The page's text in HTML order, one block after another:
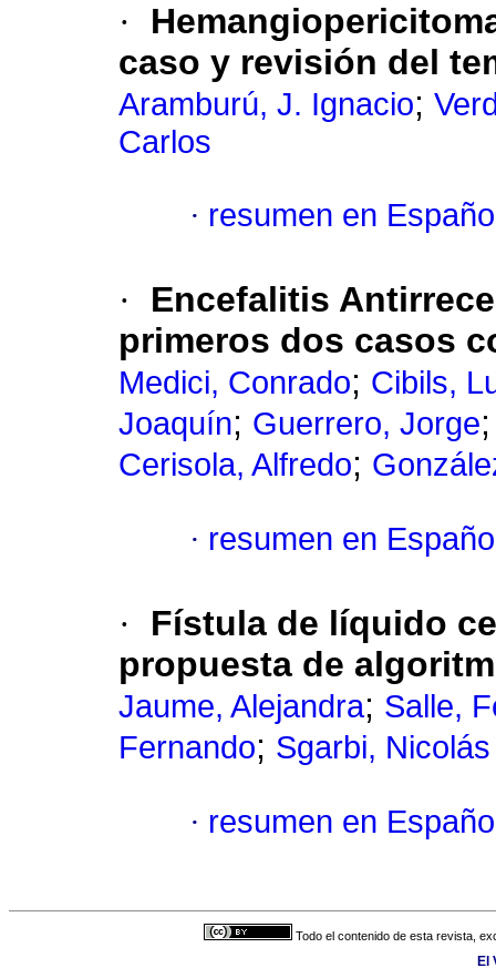
·
caso y revisión del
Aramburú, J. Ignacio;
Carlos
· resumen en
·
Encefalitis
primeros dos casos
Medici, Conrado; Cibils,
Joaquín; Guerrero, Jorge
Cerisola, Alfredo;
· resumen en
·
Fístula de líquido
propuesta de
Jaume, Alejandra; Salle,
Fernando; Sgarbi, Nicolás
· resumen en
Todo el contenido de esta revista,
El